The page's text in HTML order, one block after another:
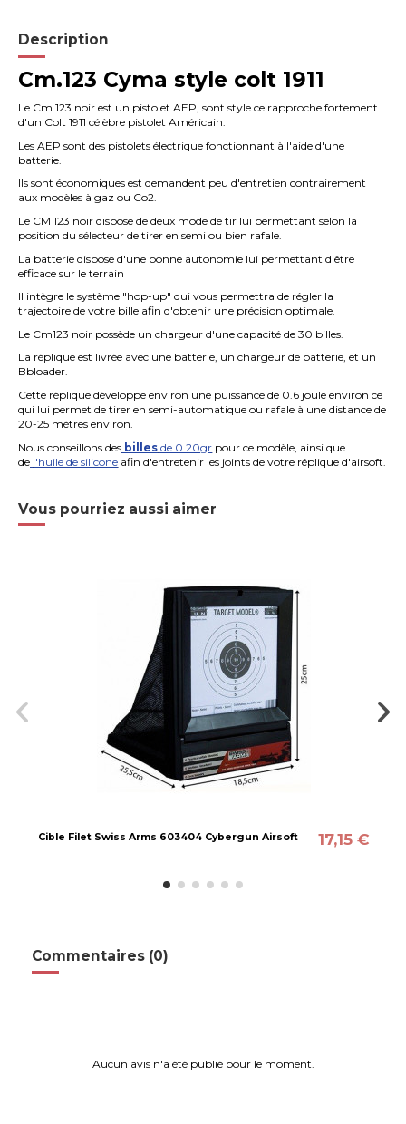
Description
Cm.123 Cyma style colt 1911
Le Cm.123 noir est un pistolet AEP, sont style ce rapproche fortement
d'un Colt 1911 célèbre pistolet Américain.
Les AEP sont des pistolets électrique fonctionnant à l'aide d'une
batterie.
Ils sont économiques est demandent peu d'entretien contrairement
aux modèles à gaz ou Co2.
Le CM 123 noir dispose de deux mode de tir lui permettant selon la
position du sélecteur de tirer en semi ou bien rafale.
La batterie dispose d'une bonne autonomie lui permettant d'être
efficace sur le terrain
Il intègre le système "hop-up" qui vous permettra de régler la
trajectoire de votre bille afin d'obtenir une précision optimale.
Le Cm123 noir possède un chargeur d'une capacité de 30 billes.
La réplique est livrée avec une batterie, un chargeur de batterie, et un
Bbloader.
Cette réplique développe environ une puissance de 0.6 joule environ ce
qui lui permet de tirer en semi-automatique ou rafale à une distance de
20-25 mètres environ.
Nous conseillons des billes de 0.20gr pour ce modèle, ainsi que
de l'huile de silicone afin d'entretenir les joints de votre réplique d'airsoft.
Vous pourriez aussi aimer
Cible Filet Swiss Arms 603404 Cybergun Airsoft 17,15 €
Commentaires (0)
Aucun avis n'a été publié pour le moment.